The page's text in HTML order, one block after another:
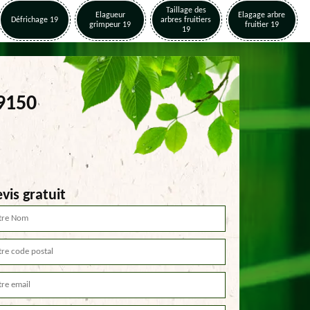
Défrichage 19
Elagueur
grimpeur 19
Taillage des
arbres fruitiers
19
Elagage arbre
fruitier 19
gratuit